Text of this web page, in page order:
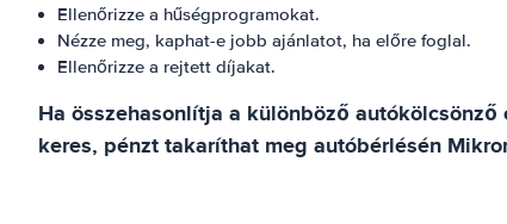
Ellenőrizze a hűségprogramokat.
Nézze meg, kaphat-e jobb ajánlatot, ha előre foglal.
Ellenőrizze a rejtett díjakat.
Ha összehasonlítja a különböző
keres, pénzt takaríthat meg autóbérlésén